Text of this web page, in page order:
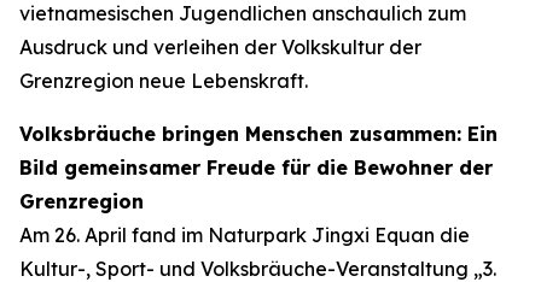
vietnamesischen Jugendlichen anschaulich zum
Ausdruck und verleihen der Volkskultur der
Grenzregion neue Lebenskraft.
Volksbräuche bringen Menschen zusammen: Ein
Bild gemeinsamer Freude für die Bewohner der
Grenzregion
Am 26. April fand im Naturpark Jingxi Equan die
Kultur-, Sport- und Volksbräuche-Veranstaltung „3.